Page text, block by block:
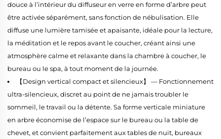
douce à l’intérieur du diffuseur en verre en forme d’arbre peut
être activée séparément, sans fonction de nébulisation. Elle
diffuse une lumière tamisée et apaisante, idéale pour la lecture,
la méditation et le repos avant le coucher, créant ainsi une
atmosphère calme et relaxante dans la chambre à coucher, le
bureau ou le spa, à tout moment de la journée.
【Design vertical compact et silencieux】 — Fonctionnement
ultra-silencieux, discret au point de ne jamais troubler le
sommeil, le travail ou la détente. Sa forme verticale miniature
en arbre économise de l’espace sur le bureau ou la table de
chevet, et convient parfaitement aux tables de nuit, bureaux